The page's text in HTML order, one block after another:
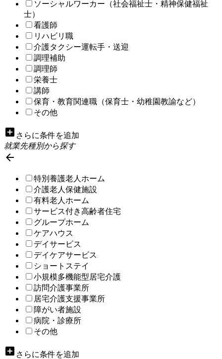
ソーシャルワーカー（社会福祉士・精神保健福祉
士）
看護師
リハビリ職
介護タクシー運転手・送迎
調理補助
調理師
栄養士
講師
保育・教育関連職（保育士・幼稚園教諭など）
その他
add_box さらに条件を追加
就業先種別から探す

特別養護老人ホーム
介護老人保健施設
有料老人ホーム
サービス付き高齢者住宅
グループホーム
ケアハウス
デイサービス
デイケアサービス
ショートステイ
小規模多機能型居宅介護
訪問介護事業所
居宅介護支援事業所
障がい者施設
病院・診療所
その他
add_box さらに条件を追加